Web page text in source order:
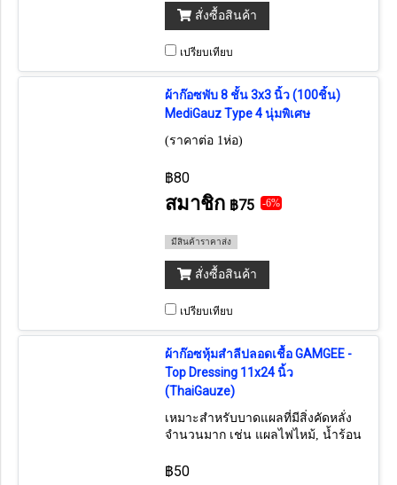
สั่งซื้อสินค้า
เปรียบเทียบ
ผ้าก๊อซพับ 8 ชั้น 3x3 นิ้ว (100ชิ้น)
MediGauz Type 4 นุ่มพิเศษ
(ราคาต่อ 1ห่อ)
฿80
สมาชิก ฿75 -6%
มีสินค้าราคาส่ง
สั่งซื้อสินค้า
เปรียบเทียบ
ผ้าก๊อซหุ้มสำลีปลอดเชื้อ GAMGEE -
Top Dressing 11x24 นิ้ว
(ThaiGauze)
เหมาะสำหรับบาดแผลที่มีสิ่งคัดหลั่ง
จำนวนมาก เช่น แผลไฟไหม้, น้ำร้อน
ชิ้น/ 1 ห่อ)
฿50